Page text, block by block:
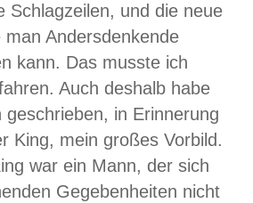
Schlagzeilen, und die neue
Andersdenkende
kann. Das musste ich
Auch deshalb habe
geschrieben, in Erinnerung
King, mein großes Vorbild.
war ein Mann, der sich
Gegebenheiten nicht